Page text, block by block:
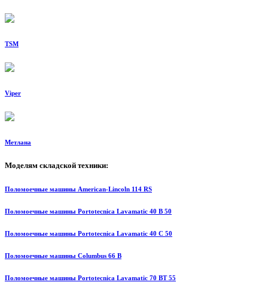
TSM
Viper
Метлана
Моделям складской техники:
Поломоечные машины American-Lincoln 114 RS
Поломоечные машины Portotecnica Lavamatic 40 B 50
Поломоечные машины Portotecnica Lavamatic 40 C 50
Поломоечные машины Columbus 66 B
Поломоечные машины Portotecnica Lavamatic 70 BT 55